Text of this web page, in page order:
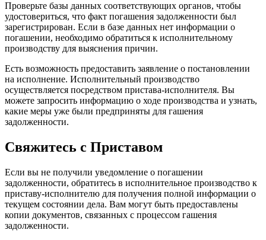
Проверьте базы данных соответствующих органов, чтобы
удостовериться, что факт погашения задолженности был
зарегистрирован. Если в базе данных нет информации о
погашении, необходимо обратиться к исполнительному
производству для выяснения причин.
Есть возможность предоставить заявление о постановлении
на исполнение. Исполнительный производство
осуществляется посредством пристава-исполнителя. Вы
можете запросить информацию о ходе производства и узнать,
какие меры уже были предприняты для гашения
задолженности.
Свяжитесь с Приставом
Если вы не получили уведомление о погашении
задолженности, обратитесь в исполнительное производство к
приставу-исполнителю для получения полной информации о
текущем состоянии дела. Вам могут быть предоставлены
копии документов, связанных с процессом гашения
задолженности.